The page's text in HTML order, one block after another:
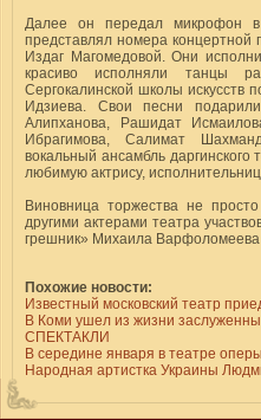
Далее он передал микрофон
представлял номера концертной
Издаг Магомедовой. Они
красиво исполняли танцы
Сергокалинской школы искусств
Идзиева. Свои песни
Алипханова, Рашидат
Ибрагимова, Салимат
вокальный ансамбль
любимую актрису,
Виновница торжества не
другими актерами театра
грешник» Михаила
Похожие новости:
Известный московский театр
В Коми ушел из жизни
СПЕКТАКЛИ
В середине января в театре
Народная артистка Украины